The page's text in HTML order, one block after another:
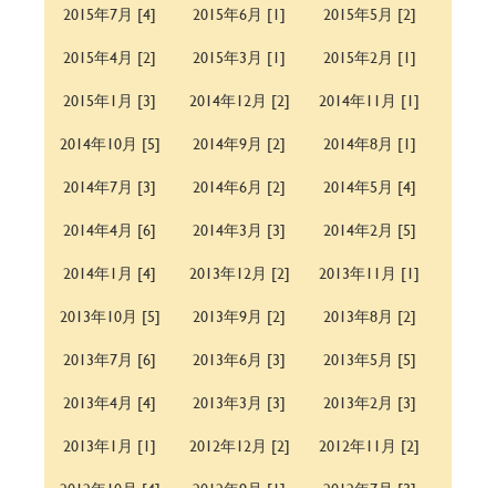
2015年7月 [4]
2015年6月 [1]
2015年5月 [2]
2015年4月 [2]
2015年3月 [1]
2015年2月 [1]
2015年1月 [3]
2014年12月 [2]
2014年11月 [1]
2014年10月 [5]
2014年9月 [2]
2014年8月 [1]
2014年7月 [3]
2014年6月 [2]
2014年5月 [4]
2014年4月 [6]
2014年3月 [3]
2014年2月 [5]
2014年1月 [4]
2013年12月 [2]
2013年11月 [1]
2013年10月 [5]
2013年9月 [2]
2013年8月 [2]
2013年7月 [6]
2013年6月 [3]
2013年5月 [5]
2013年4月 [4]
2013年3月 [3]
2013年2月 [3]
2013年1月 [1]
2012年12月 [2]
2012年11月 [2]